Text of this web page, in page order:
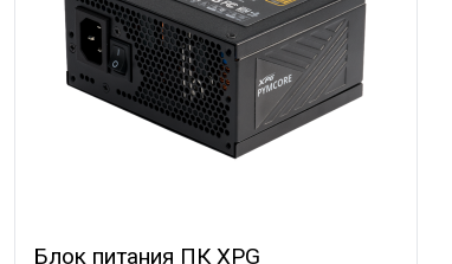
Блок питания ПК XPG